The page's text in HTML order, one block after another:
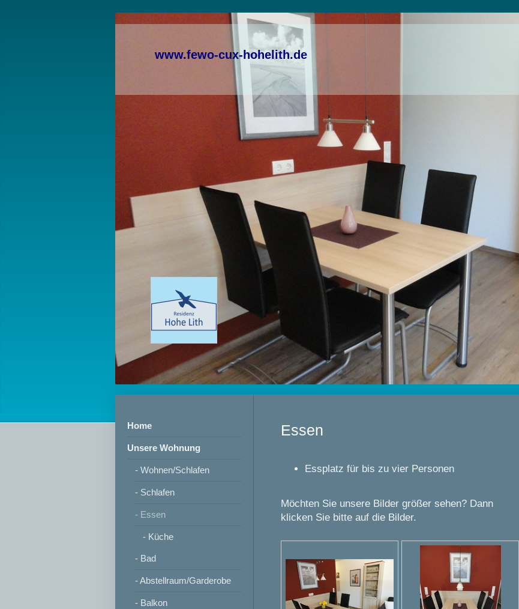
www.fewo-cux-hohelith.de
Home
Unsere Wohnung
- Wohnen/Schlafen
- Schlafen
- Essen
- Küche
- Bad
- Abstellraum/Garderobe
- Balkon
Essen
Essplatz für bis zu vier Personen
Möchten Sie unsere Bilder größer sehen? Dann
klicken Sie bitte auf die Bilder.